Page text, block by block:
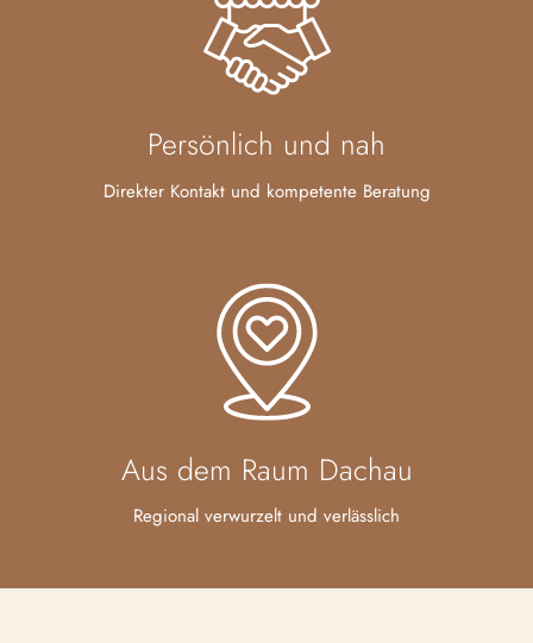
Persönlich und nah
Direkter Kontakt und kompetente Beratung
Aus dem Raum Dachau
Regional verwurzelt und verlässlich